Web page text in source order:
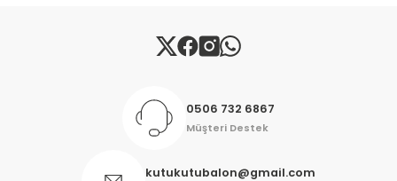
Gönder
0506 732 6867
Müşteri Destek
kutukutubalon@gmail.com